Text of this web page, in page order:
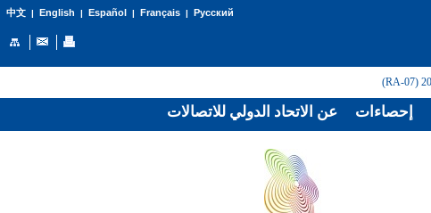
中文| English | Español | Français| Русский
عن الاتحاد الدولي للاتصالات إحصاءات